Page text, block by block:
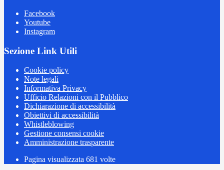
Facebook
Youtube
Instagram
Sezione Link Utili
Cookie policy
Note legali
Informativa Privacy
Ufficio Relazioni con il Pubblico
Dichiarazione di accessibilità
Obiettivi di accessibilità
Whistleblowing
Gestione consensi cookie
Amministrazione trasparente
Pagina visualizzata 681 volte